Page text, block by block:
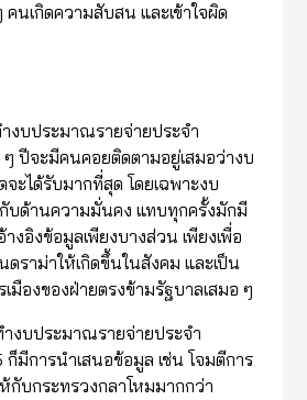
นเกิดความสับสน และเข้าใจผิด
ำงบประมาณรายจ่ายประจำ
ปีจะมีคนคอยติดตามอยู่เสมอว่างบ
ะได้รับมากที่สุด โดยเฉพาะงบ
บด้านความมั่นคง แทบทุกครั้งมักมี
งอิงข้อมูลเพียงบางส่วน เพียงเพื่อ
ดราม่าให้เกิดขึ้นในสังคม และเป็น
เมืองของฝ่ายตรงข้ามรัฐบาลเสมอ ๆ
ำงบประมาณรายจ่ายประจำ
มีการนำเสนอข้อมูล เช่น โจมตีการ
กับกระทรวงกลาโหมมากกว่า